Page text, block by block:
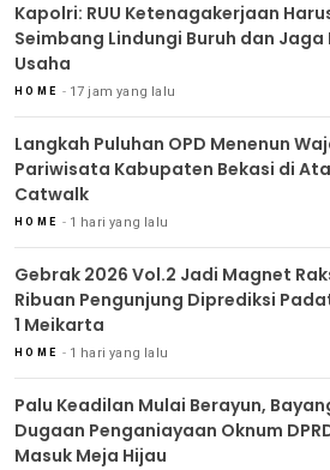
Kapolri: RUU Ketenagakerjaan
Seimbang Lindungi Buruh dan Jaga
Usaha
HOME 17 jam yang lalu
Langkah Puluhan OPD Menenun
Pariwisata Kabupaten Bekasi di
Catwalk
HOME 1 hari yang lalu
Gebrak 2026 Vol.2 Jadi Magnet
Ribuan Pengunjung Diprediksi
1 Meikarta
HOME 1 hari yang lalu
Palu Keadilan Mulai Berayun,
Dugaan Penganiayaan Oknum
Masuk Meja Hijau